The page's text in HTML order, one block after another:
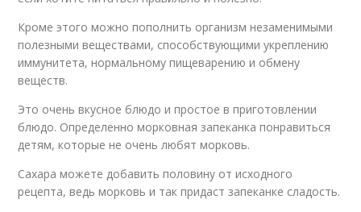
Кроме этого можно пополнить организм незаменимыми
полезными веществами, способствующими укреплению
иммунитета, нормальному пищеварению и обмену
веществ.
Это очень вкусное блюдо и простое в приготовлении
блюдо. Определенно морковная запеканка понравиться
детям, которые не очень любят морковь.
Сахара можете добавить половину от исходного
рецепта, ведь морковь и так придаст запеканке сладость.